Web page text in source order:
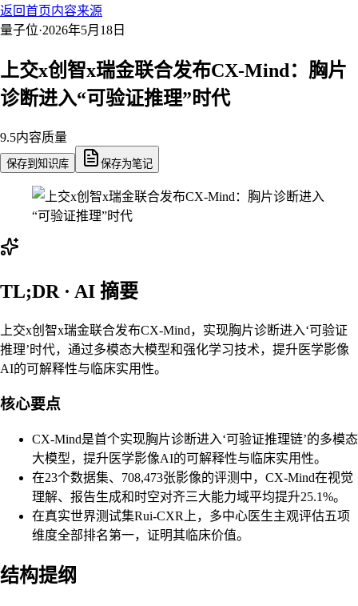
返回首页内容来源
量子位·2026年5月18日
上交x创智x瑞金联合发布CX-Mind：胸片
诊断进入“可验证推理”时代
9.5内容质量
保存到知识库 保存为笔记
TL;DR · AI 摘要
上交x创智x瑞金联合发布CX-Mind，实现胸片诊断进入‘可验证
推理’时代，通过多模态大模型和强化学习技术，提升医学影像
AI的可解释性与临床实用性。
核心要点
CX-Mind是首个实现胸片诊断进入‘可验证推理链’的多模态
大模型，提升医学影像AI的可解释性与临床实用性。
在23个数据集、708,473张影像的评测中，CX-Mind在视觉
理解、报告生成和时空对齐三大能力域平均提升25.1%。
在真实世界测试集Rui-CXR上，多中心医生主观评估五项
维度全部排名第一，证明其临床价值。
结构提纲